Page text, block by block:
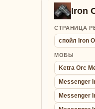
Iron
СТРАНИЦА
спойл Iron
МОБЫ
Ketra Orc
Messenger
Messenger